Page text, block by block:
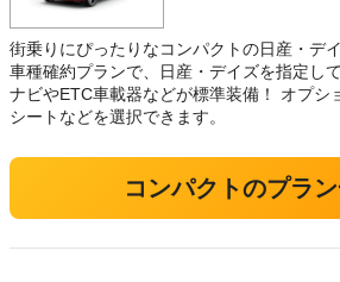
街乗りにぴったりなコンパクトの日産・デ
車種確約プランで、日産・デイズを指定し
ナビやETC車載器などが標準装備！ オプシ
シートなどを選択できます。
コンパクトのプラ